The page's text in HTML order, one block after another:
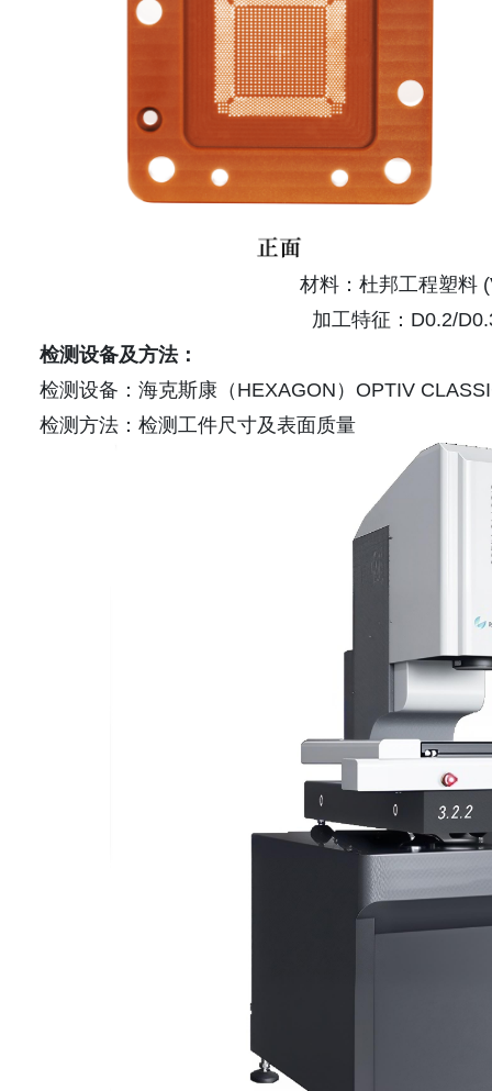
材料：杜邦工程塑料
加工特征：D0.2/
检测设备及方法：
检测设备：海克斯康（HEXAGON）OPTIV
检测方法：检测工件尺寸及表面质量